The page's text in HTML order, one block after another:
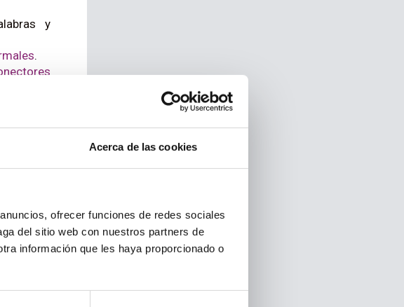
Acerca de las cookies
ofrecer funciones de redes sociales
del sitio web con nuestros partners de
información que les haya proporcionado o
y
.
más
que el
se